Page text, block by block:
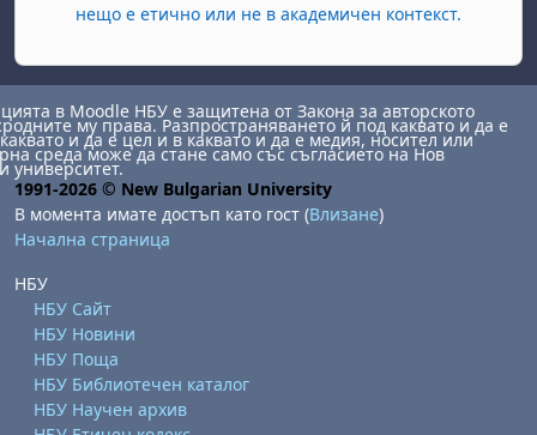
нещо е етично или не в академичен контекст.
в Moodle НБУ е защитена от Закона за авторското
му права. Разпространяването й под каквато и да е
и да е цел и в каквато и да е медия, носител или
среда може да стане само със съгласието на Нов
университет.
1991-2026 © New Bulgarian University
В момента имате достъп като гост (Влизане)
Начална страница
НБУ
НБУ Сайт
НБУ Новини
НБУ Поща
НБУ Библиотечен каталог
НБУ Научен архив